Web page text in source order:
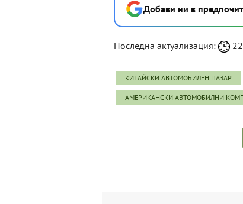
Добави ни в
Последна актуализация:
КИТАЙСКИ АВТОМОБИЛЕН ПАЗАР
АМЕРИКАНСКИ АВТОМОБИЛНИ